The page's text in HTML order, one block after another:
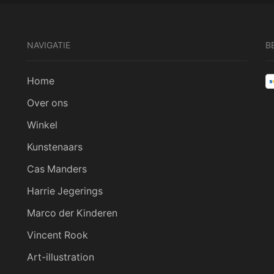
NAVIGATIE
Home
Over ons
Winkel
Kunstenaars
Cas Manders
Harrie Jegerings
Marco der Kinderen
Vincent Rook
Art-illustration